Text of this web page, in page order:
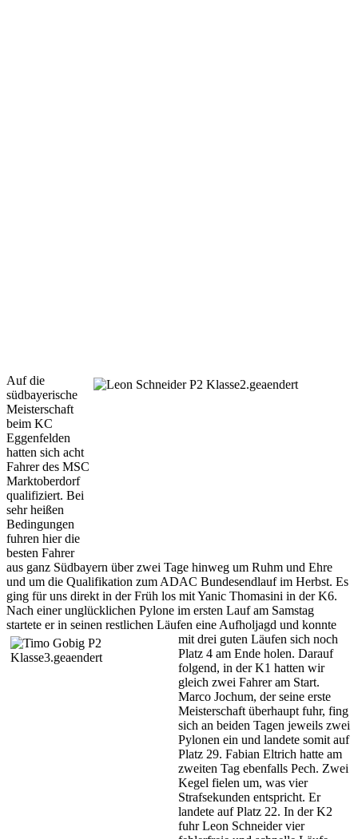
Auf die
südbayerische
Meisterschaft
beim KC
Eggenfelden
hatten sich acht
Fahrer des MSC
Marktoberdorf
qualifiziert. Bei
sehr heißen
Bedingungen
fuhren hier die
besten Fahrer
aus ganz Südbayern über zwei Tage hinweg um Ruhm und Ehre
und um die Qualifikation zum ADAC Bundesendlauf im Herbst. Es
ging für uns direkt in der Früh los mit Yanic Thomasini in der K6.
Nach einer unglücklichen Pylone im ersten Lauf am Samstag
startete er in seinen restlichen Läufen eine Aufholjagd und konnte
mit drei guten Läufen sich noch
Platz 4 am Ende holen. Darauf
folgend, in der K1 hatten wir
gleich zwei Fahrer am Start.
Marco Jochum, der seine erste
Meisterschaft überhaupt fuhr, fing
sich an beiden Tagen jeweils zwei
Pylonen ein und landete somit auf
Platz 29. Fabian Eltrich hatte am
zweiten Tag ebenfalls Pech. Zwei
Kegel fielen um, was vier
Strafsekunden entspricht. Er
landete auf Platz 22. In der K2
fuhr Leon Schneider vier